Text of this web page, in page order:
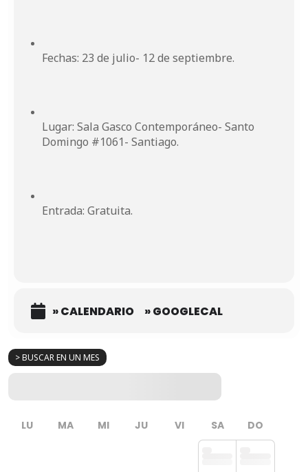
> BUSCAR EN UN MES
LU MA MI JU VI SA DO
Fechas: 23 de julio- 12 de septiembre.
Lugar: Sala Gasco Contemporáneo- Santo
Domingo #1061- Santiago.
Entrada: Gratuita.
» CALENDARIO » GOOGLECAL